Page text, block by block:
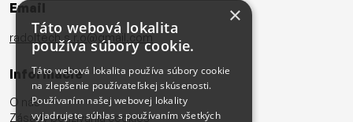
Email
radoltech.s.r.o@gmail.com
Informácie
O nás
Zásady používania cookies
×
Táto webová lokalita
používa súbory cookie.
Táto webová lokalita používa súbory cookie
na zlepšenie používateľskej skúsenosti.
Používaním našej webovej lokality
vyjadrujete súhlas s používaním všetkých